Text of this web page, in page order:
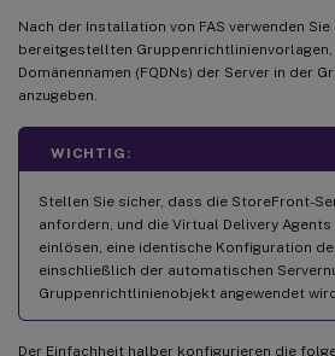
Nach der Installation von FAS verwenden
bereitgestellten
Domänennamen (FQDNs) der Server in der
anzugeben.
WICHTIG:
Stellen Sie sicher, dass die StoreFront-
anfordern, und die Virtual Delivery Agents
einlösen, eine identische Konfiguration
einschließlich der automatischen
Gruppenrichtlinienobjekt angewendet
Der Einfachheit halber konfigurieren die